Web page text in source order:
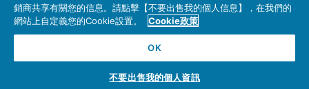
銷商共享有關您的信息。請點擊【不要出售我的個人信息】，在我們的
網站上自定義您的Cookie設置。
Cookie政策
OK
不要出售我的個人資訊